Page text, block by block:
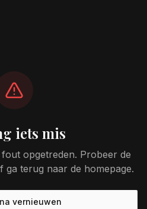
iets mis
opgetreden. Probeer de
ga terug naar de homepage.
vernieuwen